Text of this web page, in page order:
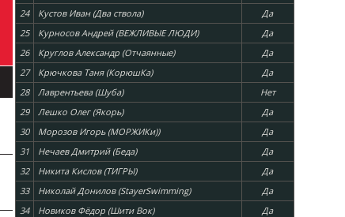
24
Кустов Иван (Два ствола)
Да
25
Курносов Андрей (ВЕЖЛИВЫЕ ЛЮДИ)
Да
26
Круглов Александр (Отчаянные)
Да
27
Крючкова Таня (КорюшКа)
Да
28
Лаврентьева (Шуба)
Нет
29
Лешко Олег (Якорь)
Да
30
Морозов Игорь (МОРЖИКи))
Да
31
Нечаев Дмитрий (Беда)
Да
32
Никита Кислов (ТИГРЫ)
Да
33
Николай Донилов (StayerSwimming)
Да
34
Новиков Фёдор (Шити Вок)
Да